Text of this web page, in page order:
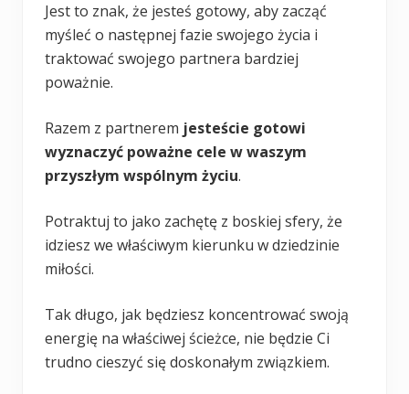
Jest to znak, że jesteś gotowy, aby zacząć
myśleć o następnej fazie swojego życia i
traktować swojego partnera bardziej
poważnie.
Razem z partnerem jesteście gotowi
wyznaczyć poważne cele w waszym
przyszłym wspólnym życiu.
Potraktuj to jako zachętę z boskiej sfery, że
idziesz we właściwym kierunku w dziedzinie
miłości.
Tak długo, jak będziesz koncentrować swoją
energię na właściwej ścieżce, nie będzie Ci
trudno cieszyć się doskonałym związkiem.